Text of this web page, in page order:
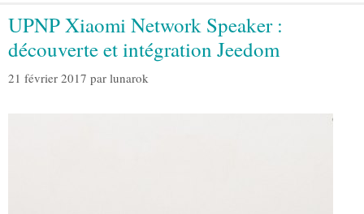
UPNP Xiaomi Network Speaker :
découverte et intégration Jeedom
21 février 2017 par lunarok